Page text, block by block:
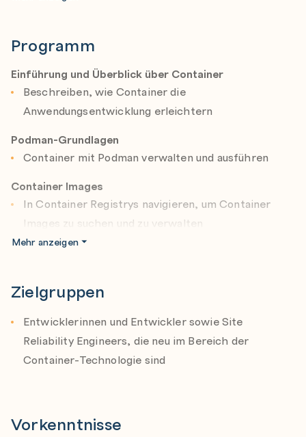
Dieses Training basiert auf Red Hat® Enterprise
Linux® 9, Podman 5 und Red Hat OpenShift® 4.18.
Überblick über den Kursinhalt
Einführung in Container
Podman Desktop
Verwaltung von Container Images
Remote-Debugging mit Containern
Allgemeines Container-Networking
Problembehebung bei Container Deployments
Orchestrierung von Containern mit OpenShift und
Kubernetes
Programm
Einführung und Überblick über Container
Beschreiben, wie Container die
Anwendungsentwicklung erleichtern
Podman-Grundlagen
Container mit Podman verwalten und ausführen
Container Images
In Container Registrys navigieren, um Container
Images zu suchen und zu verwalten
Benutzerdefinierte Container Images
Containerisierung von Anwendungen erstellen
Persistente Daten
Datenbank-Container mit Persistenz ausführen
Behebung von Problemen mit Containern
Multi-Container-Anwendungen mit Compose
Mehr anzeigen
Zielgruppen
Entwicklerinnen und Entwickler sowie Site
Reliability Engineers, die neu im Bereich der
Container-Technologie sind
Vorkenntnisse